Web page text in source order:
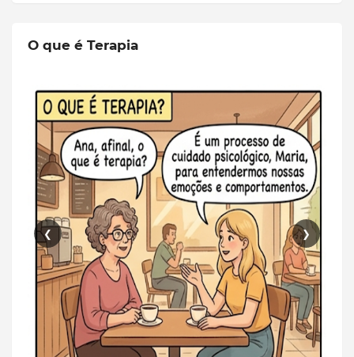
O que é Terapia
❮ ❯